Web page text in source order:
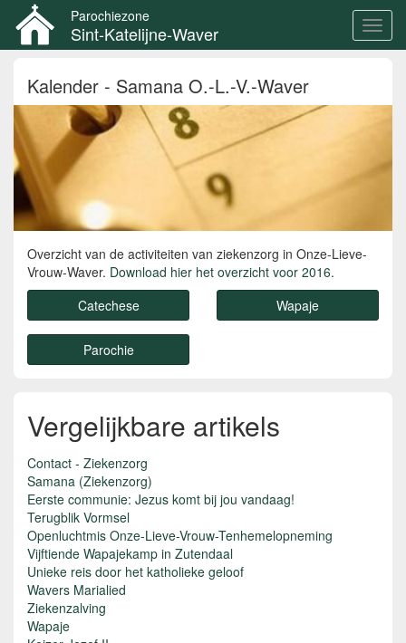
naar
inhoud
gaan
Parochiezone
Sint-Katelijne-Waver
Kalender - Samana O.-L.-V.-Waver
Overzicht van de activiteiten van ziekenzorg in Onze-Lieve-
Vrouw-Waver. Download hier het overzicht voor 2016.
Catechese
Wapaje
Parochie
Vergelijkbare artikels
Contact - Ziekenzorg
Samana (Ziekenzorg)
Eerste communie: Jezus komt bij jou vandaag!
Terugblik Vormsel
Openluchtmis Onze-Lieve-Vrouw-Tenhemelopneming
Vijftiende Wapajekamp in Zutendaal
Unieke reis door het katholieke geloof
Wavers Marialied
Ziekenzalving
Wapaje